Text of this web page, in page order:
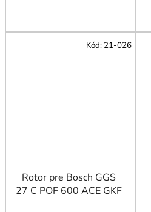
Rotor pre Bosch GGS
27 C POF 600 ACE GKF
Kód: 21-026